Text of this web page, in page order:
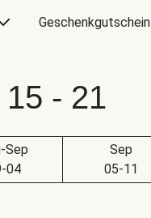
Geschenkgutschein
- 21
Sep
04
Sep
05-11